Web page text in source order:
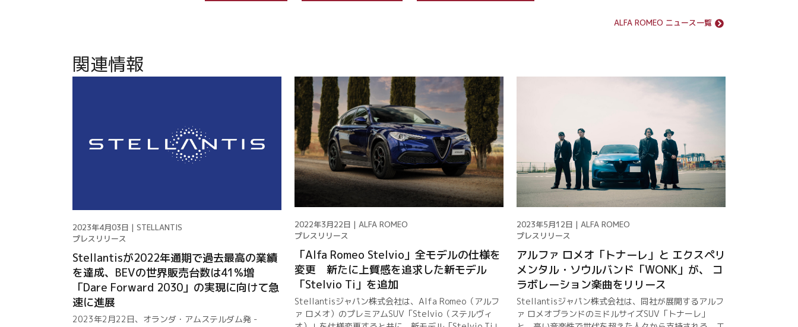
ALFA ROMEO ニュース一覧
関連情報
2023年4月03日 | STELLANTIS
プレスリリース
Stellantisが2022年通期で過去最高の業績
を達成、BEVの世界販売台数は41%増
「Dare Forward 2030」の実現に向けて急
速に進展
2023年2月22日、オランダ・アムステルダム発 -
2022年3月22日 | ALFA ROMEO
プレスリリース
「Alfa Romeo Stelvio」全モデルの仕様を
変更 新たに上質感を追求した新モデル
「Stelvio Ti」を追加
Stellantisジャパン株式会社は、Alfa Romeo（アルフ
ァ ロメオ）のプレミアムSUV「Stelvio（ステルヴィ
2023年5月12日 | ALFA ROMEO
プレスリリース
アルファ ロメオ「トナーレ」と エクスペリ
メンタル・ソウルバンド「WONK」が、 コ
ラボレーション楽曲をリリース
Stellantisジャパン株式会社は、同社が展開するアルフ
ァ ロメオブランドのミドルサイズSUV「トナーレ」